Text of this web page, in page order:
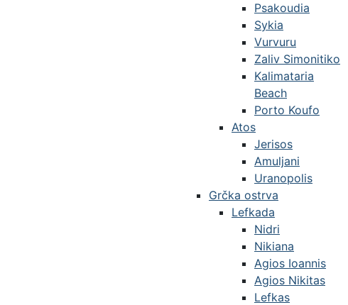
Psakoudia
Sykia
Vurvuru
Zaliv Simonitiko
Kalimataria
Beach
Porto Koufo
Atos
Jerisos
Amuljani
Uranopolis
Grčka ostrva
Lefkada
Nidri
Nikiana
Agios Ioannis
Agios Nikitas
Lefkas